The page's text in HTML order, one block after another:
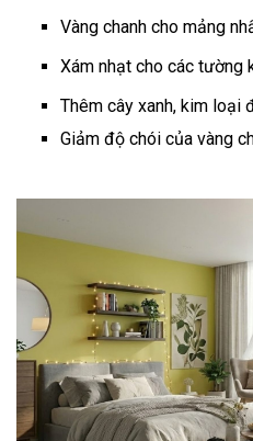
Vàng chanh cho mảng
Xám nhạt cho các tường
Thêm cây xanh, kim loại
Giảm độ chói của vàng